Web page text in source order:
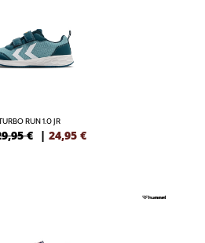
RUN 1.0 JR
€ | 24,95 €